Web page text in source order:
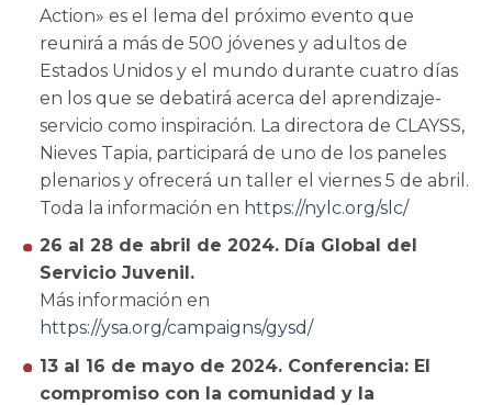
Action» es el lema del próximo evento que
reunirá a más de 500 jóvenes y adultos de
Estados Unidos y el mundo durante cuatro días
en los que se debatirá acerca del aprendizaje-
servicio como inspiración. La directora de CLAYSS,
Nieves Tapia, participará de uno de los paneles
plenarios y ofrecerá un taller el viernes 5 de abril.
Toda la información en https://nylc.org/slc/
26 al 28 de abril de 2024. Día Global del
Servicio Juvenil.
Más información en
https://ysa.org/campaigns/gysd/
13 al 16 de mayo de 2024. Conferencia: El
compromiso con la comunidad y la